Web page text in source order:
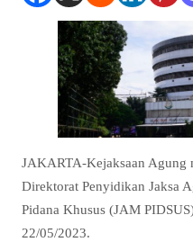
JAKARTA-Kejaksaan Agung
Direktorat Penyidikan Jaksa
Pidana Khusus (JAM
22/05/2023.